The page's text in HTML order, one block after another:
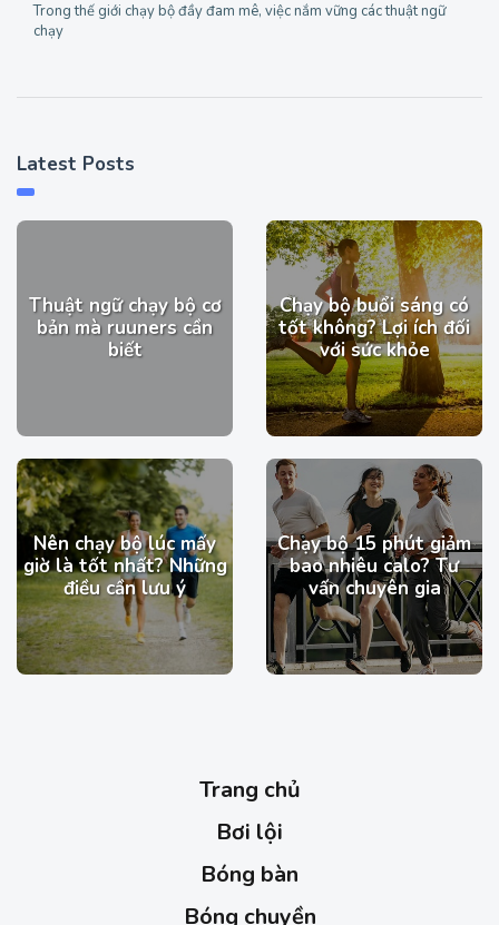
Trong thế giới chạy bộ đầy đam mê, việc nắm vững các thuật ngữ
chạy
Latest Posts
Thuật ngữ chạy bộ cơ
bản mà ruuners cần
biết
Chạy bộ buổi sáng​ có
tốt không? Lợi ích đối
với sức khỏe
Nên chạy bộ lúc mấy
giờ là tốt nhất? Những
điều cần lưu ý
Chạy bộ 15 phút giảm
bao nhiêu calo​? Tư
vấn chuyên gia
Trang chủ
Bơi lội
Bóng bàn
Bóng chuyền